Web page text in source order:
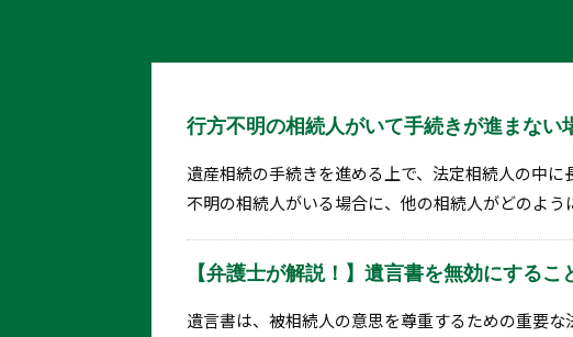
行方不明の相続人がいて手続きが進まない
遺産相続の手続きを進める上で、法定相続人の中
不明の相続人がいる場合に、他の相続人がどのよ
【弁護士が解説！】遺言書を無効にするこ
遺言書は、被相続人の意思を尊重するための重要